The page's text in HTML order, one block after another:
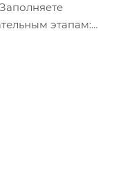
этапам: